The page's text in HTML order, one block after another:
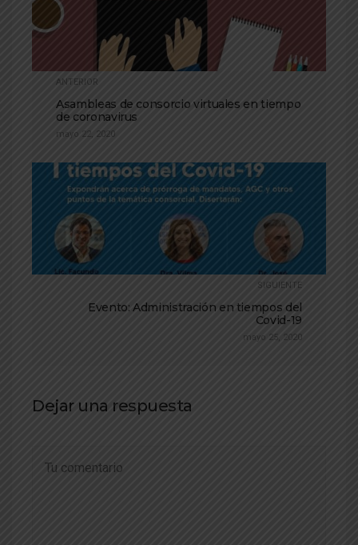
ANTERIOR
Asambleas de consorcio virtuales en tiempo
de coronavirus
mayo 22, 2020
SIGUIENTE
Evento: Administración en tiempos del
Covid-19
mayo 25, 2020
Dejar una respuesta